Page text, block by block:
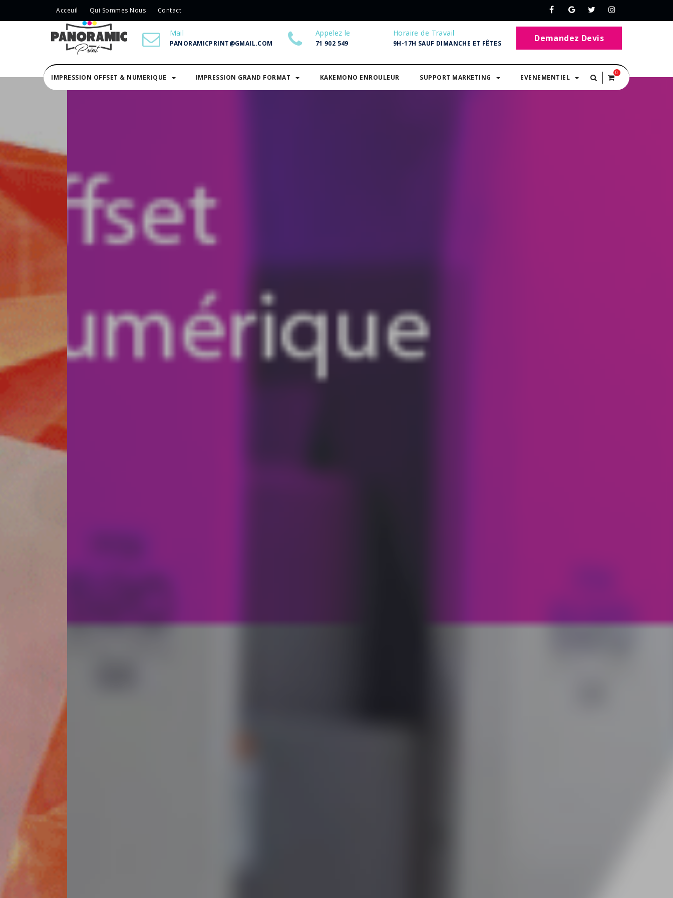
Acceuil Qui Sommes Nous Contact
Mail
PANORAMICPRINT@GMAIL.COM
Appelez le
71 902 549
Horaire de Travail
9H-17H SAUF DIMANCHE ET FÊTES Demandez Devis
IMPRESSION OFFSET & NUMERIQUE IMPRESSION GRAND FORMAT KAKEMONO ENROULEUR SUPPORT MARKETING EVENEMENTIEL
0